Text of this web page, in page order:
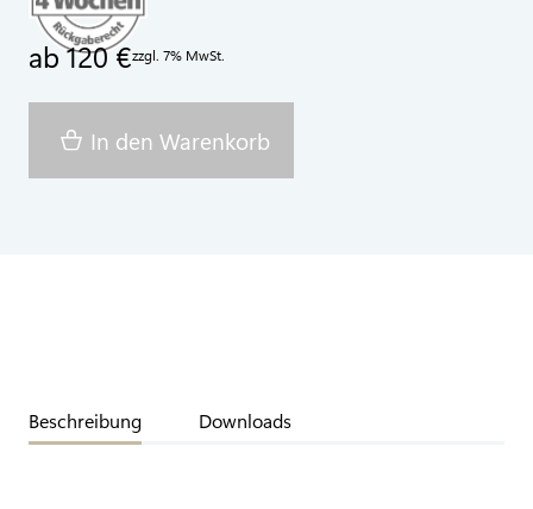
ab 120 €zzgl. 7% MwSt.
In den Warenkorb
Beschreibung Downloads